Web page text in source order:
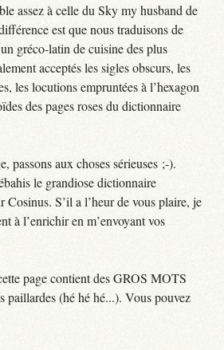
assez à celle du Sky my husband de
est que nous traduisons de
gréco-latin de cuisine des plus
acceptés les sigles obscurs, les
les locutions empruntées à l’hexagon
des pages roses du dictionnaire
passons aux choses sérieuses ;-).
le grandiose dictionnaire
Cosinus. S’il a l’heur de vous plaire, je
à l’enrichir en m’envoyant vos
page contient des GROS MOTS
paillardes (hé hé hé...). Vous pouvez